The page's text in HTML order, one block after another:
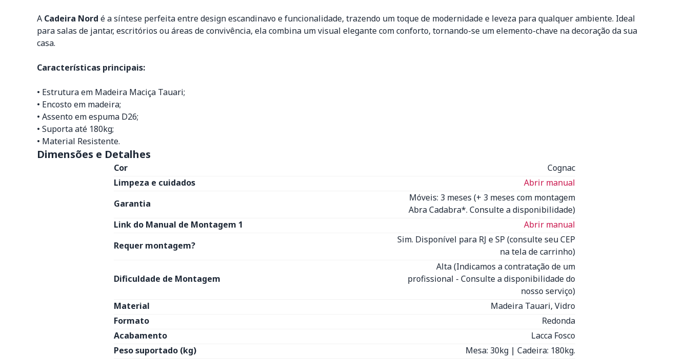
A Cadeira Nord é a síntese perfeita entre design escandinavo e funcionalidade, trazendo um toque de modernidade e leveza para qualquer ambiente. Ideal
para salas de jantar, escritórios ou áreas de convivência, ela combina um visual elegante com conforto, tornando-se um elemento-chave na decoração da sua
casa.
Características principais:
• Estrutura em Madeira Maciça Tauari;
• Encosto em madeira;
• Assento em espuma D26;
• Suporta até 180kg;
• Material Resistente.
Dimensões e Detalhes
Cor
Cognac
Limpeza e cuidados
Abrir manual
Garantia
Móveis: 3 meses (+ 3 meses com montagem
Abra Cadabra*. Consulte a disponibilidade)
Link do Manual de Montagem 1
Abrir manual
Requer montagem?
Sim. Disponível para RJ e SP (consulte seu CEP
na tela de carrinho)
Dificuldade de Montagem
Alta (Indicamos a contratação de um
profissional - Consulte a disponibilidade do
nosso serviço)
Material
Madeira Tauari, Vidro
Formato
Redonda
Acabamento
Lacca Fosco
Peso suportado (kg)
Mesa: 30kg | Cadeira: 180kg.